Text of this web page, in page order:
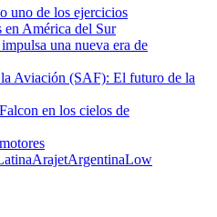
uno de los ejercicios
en América del Sur
una nueva era de
Aviación (SAF): El futuro de la
en los cielos de
ArajetArgentinaLow